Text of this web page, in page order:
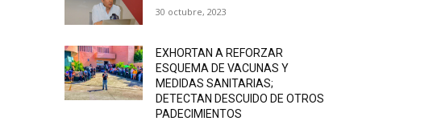
30 octubre, 2023
EXHORTAN A REFORZAR
ESQUEMA DE VACUNAS Y
MEDIDAS SANITARIAS;
DETECTAN DESCUIDO DE OTROS
PADECIMIENTOS